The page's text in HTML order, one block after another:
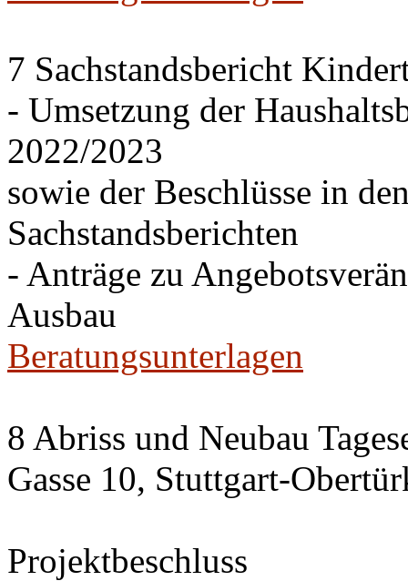
7 Sachstandsbericht
- Umsetzung der
2022/2023
sowie der Beschlüsse in
Sachstandsberichten
- Anträge zu
Ausbau
Beratungsunterlagen
8 Abriss und Neubau
Gasse 10, Stuttgart-
Projektbeschluss